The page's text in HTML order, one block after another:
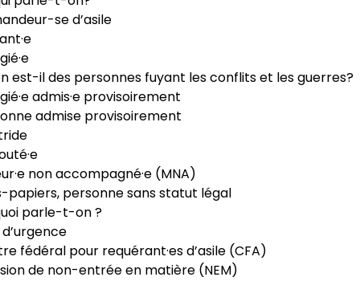
se d’asile
est-il des personnes fuyant les conflits et les guerres?
admis·e provisoirement
admise provisoirement
non accompagné·e (MNA)
papiers, personne sans statut légal
parle-t-on ?
fédéral pour requérant·es d’asile (CFA)
de non-entrée en matière (NEM)